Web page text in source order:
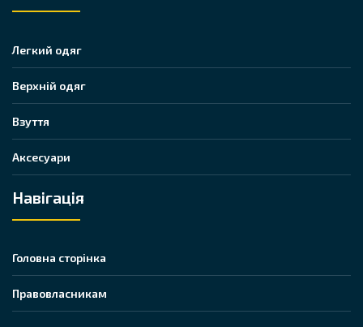
Легкий одяг
Верхній одяг
Взуття
Аксесуари
Навігація
Головна сторінка
Правовласникам